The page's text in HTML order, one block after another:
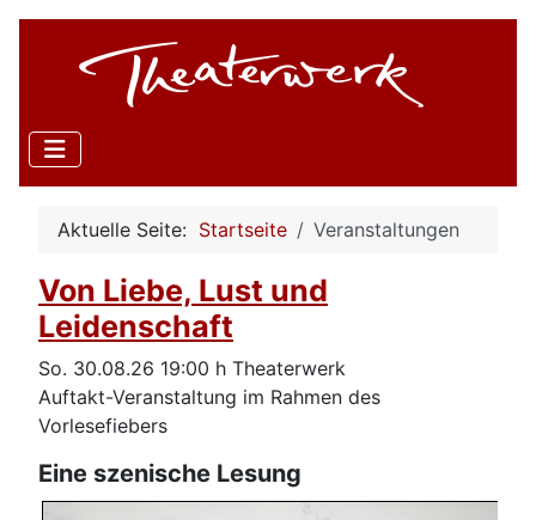
Aktuelle Seite: Startseite Veranstaltungen
Von Liebe, Lust und
Leidenschaft
So. 30.08.26 19:00 h Theaterwerk
Auftakt-Veranstaltung im Rahmen des
Vorlesefiebers
Eine szenische Lesung